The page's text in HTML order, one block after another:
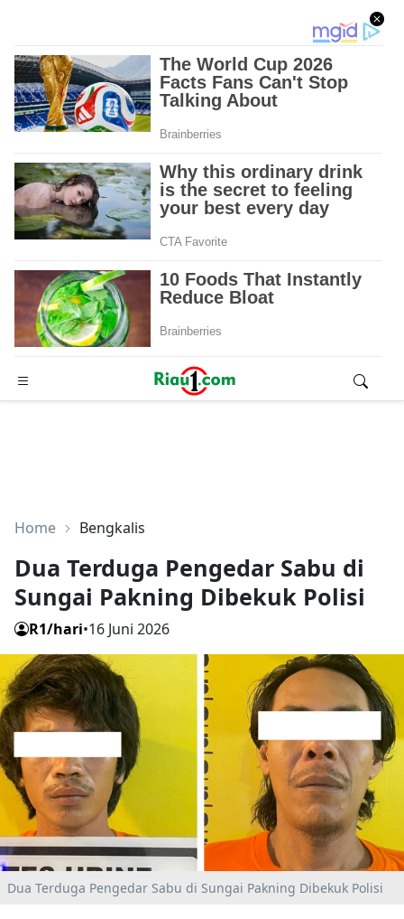
Advertisement
Home Bengkalis
Dua Terduga Pengedar Sabu di
Sungai Pakning Dibekuk Polisi
R1/hari•16 Juni 2026
Dua Terduga Pengedar Sabu di Sungai Pakning Dibekuk Polisi